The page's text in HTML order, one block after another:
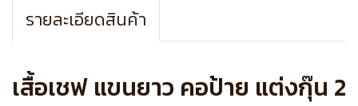
รายละเอียดสินค้า
เสื้อเชฟ แขนยาว คอป้าย แต่งกุ๊น 2